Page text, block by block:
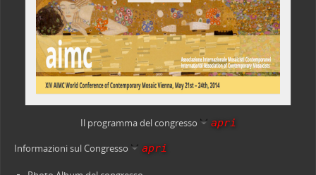
Il programma del congresso apri
Informazioni sul Congresso apri